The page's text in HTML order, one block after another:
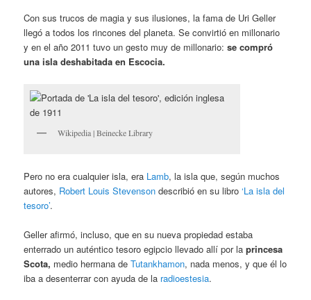
Con sus trucos de magia y sus ilusiones, la fama de Uri Geller
llegó a todos los rincones del planeta. Se convirtió en millonario
y en el año 2011 tuvo un gesto muy de millonario:se compró
una isla deshabitada en Escocia.
Wikipedia | Beinecke Library
Pero no era cualquier isla, era Lamb, la isla que, según muchos
autores, Robert Louis Stevenson describió en su libro‘La isla del
tesoro’.
Geller afirmó, incluso, que en su nueva propiedad estaba
enterrado un auténtico tesoro egipcio llevado allí por laprincesa
Scota, medio hermana deTutankhamon, nada menos, y que él lo
iba a desenterrar con ayuda de la radioestesia.